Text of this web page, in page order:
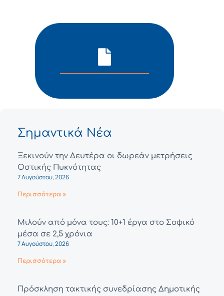
Σημαντικά Νέα
Ξεκινούν την Δευτέρα οι δωρεάν μετρήσεις
Οστικής Πυκνότητας
7 Αυγούστου, 2026
Περισσότερα »
Μιλούν από μόνα τους: 10+1 έργα στο Σοφικό
μέσα σε 2,5 χρόνια
7 Αυγούστου, 2026
Περισσότερα »
Πρόσκληση τακτικής συνεδρίασης Δημοτικής